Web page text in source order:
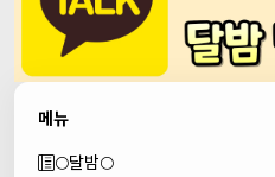
메뉴
🌕달밤🌕